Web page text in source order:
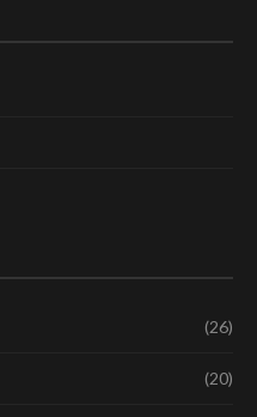
(26)
(20)